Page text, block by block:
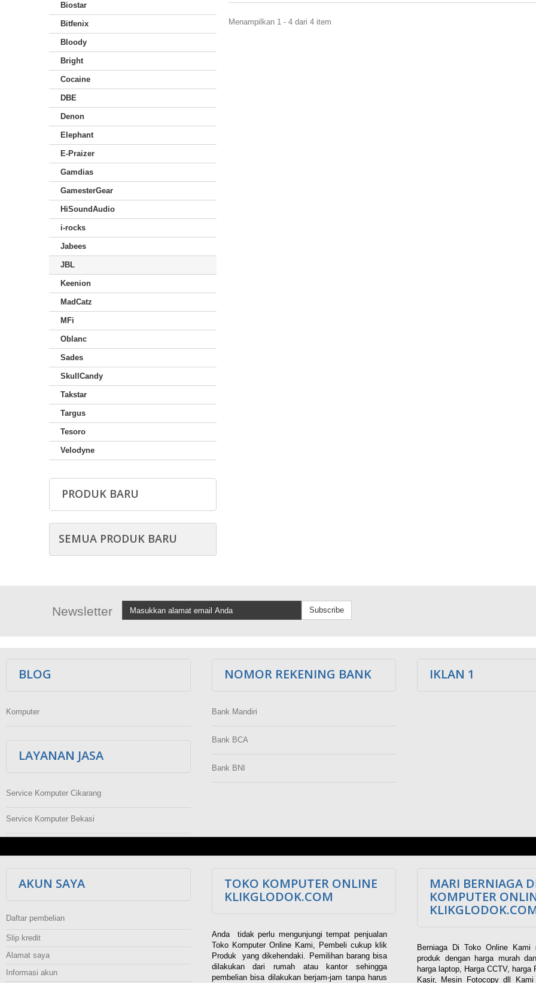
Biostar
Bitfenix
Bloody
Bright
Cocaine
DBE
Denon
Elephant
E-Praizer
Gamdias
GamesterGear
HiSoundAudio
i-rocks
Jabees
JBL
Keenion
MadCatz
MFi
Oblanc
Sades
SkullCandy
Takstar
Targus
Tesoro
Velodyne
PRODUK BARU
SEMUA PRODUK BARU
Menampilkan 1 - 4 dari 4 item
Newsletter Subscribe
BLOG
Komputer
LAYANAN JASA
Service Komputer Cikarang
Service Komputer Bekasi
NOMOR REKENING BANK
Bank Mandiri
Bank BCA
Bank BNI
IKLAN 1
AKUN SAYA
Daftar pembelian
Slip kredit
Alamat saya
Informasi akun
TOKO KOMPUTER ONLINE
KLIKGLODOK.COM
Anda tidak perlu mengunjungi tempat penjualan
Toko Komputer Online Kami, Pembeli cukup klik
Produk yang dikehendaki. Pemilihan barang bisa
dilakukan dari rumah atau kantor sehingga
pembelian bisa dilakukan berjam-jam tanpa harus
MARI BERNIAGA
KOMPUTER
Berniaga Di Toko Online Kami
produk dengan harga murah
harga laptop, Harga CCTV, harga
Kasir, Mesin Fotocopy dll Kami